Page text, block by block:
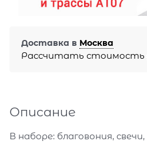
Доставка в Москва
Рассчитать стоимость
Описание
В наборе: благовония,